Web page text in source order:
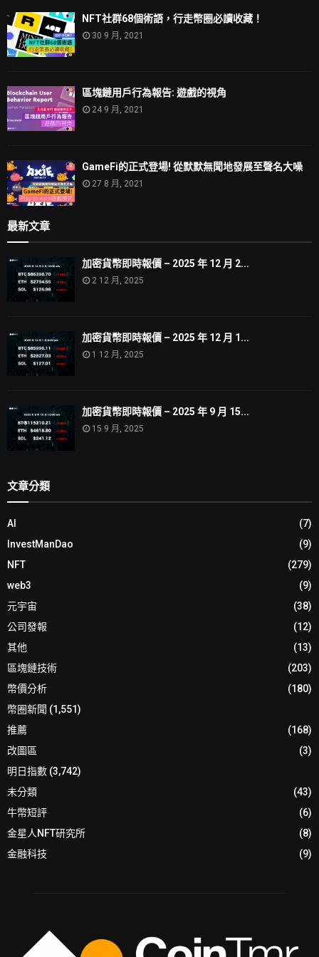
NFT社群68個術語，行走幣圈必讀收藏！
30 9 月, 2021
區塊鏈用戶行為報告: 遊戲的視角
24 9 月, 2021
GameFi的正式登場! 從默默無聞地發展至聲名大噪
27 8 月, 2021
最新文章
加密貨幣即時報價 – 2025 年 12 月 2...
2 12 月, 2025
加密貨幣即時報價 – 2025 年 12 月 1...
1 12 月, 2025
加密貨幣即時報價 – 2025 年 9 月 15...
15 9 月, 2025
文章分類
AI
(7)
InvestManDao
(9)
NFT
(279)
web3
(9)
元宇宙
(38)
公司發報
(12)
其他
(13)
區塊鏈技術
(203)
幣價分析
(180)
幣圈新聞 (1,551)
推薦
(168)
改圖區
(3)
明日指數 (3,742)
未分類
(43)
牛幣短評
(6)
金星人NFT研究所
(8)
金融科技
(9)